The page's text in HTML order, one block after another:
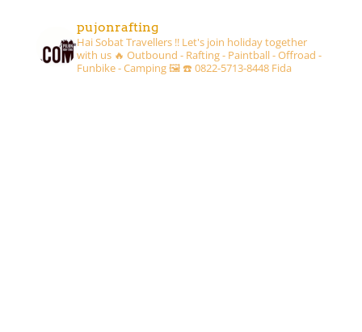
pujonrafting
Hai Sobat Travellers !! Let's join holiday together
with us 🔥 Outbound - Rafting - Paintball - Offroad -
Funbike - Camping 🖼☎️ 0822-5713-8448 Fida